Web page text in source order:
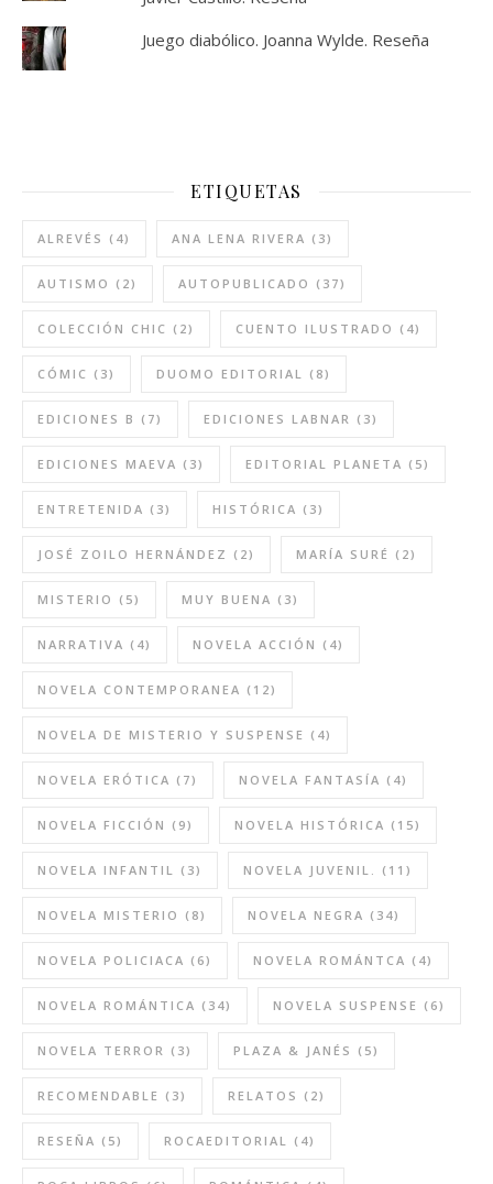
Juego diabólico. Joanna Wylde. Reseña
ETIQUETAS
ALREVÉS (4) ANA LENA RIVERA (3)
AUTISMO (2) AUTOPUBLICADO (37)
COLECCIÓN CHIC (2) CUENTO ILUSTRADO (4)
CÓMIC (3) DUOMO EDITORIAL (8)
EDICIONES B (7) EDICIONES LABNAR (3)
EDICIONES MAEVA (3) EDITORIAL PLANETA (5)
ENTRETENIDA (3) HISTÓRICA (3)
JOSÉ ZOILO HERNÁNDEZ (2) MARÍA SURÉ (2)
MISTERIO (5) MUY BUENA (3)
NARRATIVA (4) NOVELA ACCIÓN (4)
NOVELA CONTEMPORANEA (12)
NOVELA DE MISTERIO Y SUSPENSE (4)
NOVELA ERÓTICA (7) NOVELA FANTASÍA (4)
NOVELA FICCIÓN (9) NOVELA HISTÓRICA (15)
NOVELA INFANTIL (3) NOVELA JUVENIL. (11)
NOVELA MISTERIO (8) NOVELA NEGRA (34)
NOVELA POLICIACA (6) NOVELA ROMÁNTCA (4)
NOVELA ROMÁNTICA (34) NOVELA SUSPENSE (6)
NOVELA TERROR (3) PLAZA & JANÉS (5)
RECOMENDABLE (3) RELATOS (2)
RESEÑA (5) ROCAEDITORIAL (4)